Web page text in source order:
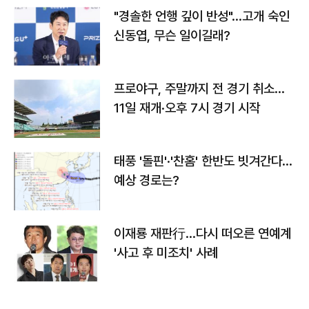
"경솔한 언행 깊이 반성"…고개 숙인
신동엽, 무슨 일이길래?
프로야구, 주말까지 전 경기 취소…
11일 재개·오후 7시 경기 시작
태풍 '돌핀'·'찬홈' 한반도 빗겨간다…
예상 경로는?
이재룡 재판行…다시 떠오른 연예계
'사고 후 미조치' 사례